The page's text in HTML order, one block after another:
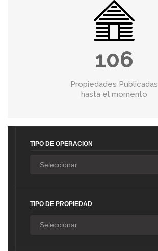
106
Propiedades Publicadas
hasta el momento
TIPO DE OPERACION
TIPO DE PROPIEDAD